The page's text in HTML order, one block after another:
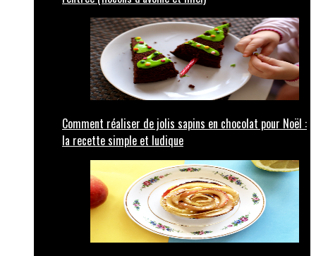
Comment réaliser de jolis sapins en chocolat pour Noël :
la recette simple et ludique